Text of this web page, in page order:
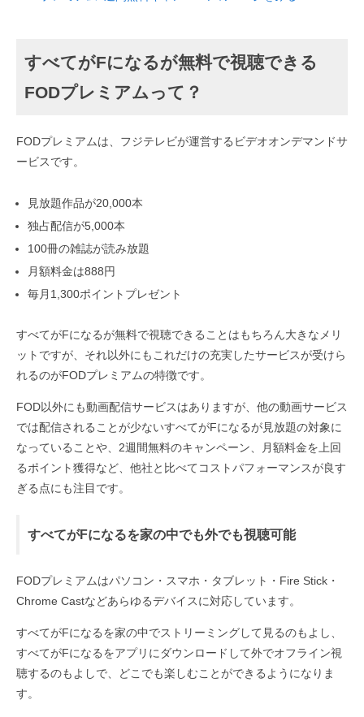
すべてがFになるが無料で視聴できる
FODプレミアムって？
FODプレミアムは、フジテレビが運営するビデオオンデマンドサ
ービスです。
見放題作品が20,000本
独占配信が5,000本
100冊の雑誌が読み放題
月額料金は888円
毎月1,300ポイントプレゼント
すべてがFになるが無料で視聴できることはもちろん大きなメリ
ットですが、それ以外にもこれだけの充実したサービスが受けら
れるのがFODプレミアムの特徴です。
FOD以外にも動画配信サービスはありますが、他の動画サービス
では配信されることが少ないすべてがFになるが見放題の対象に
なっていることや、2週間無料のキャンペーン、月額料金を上回
るポイント獲得など、他社と比べてコストパフォーマンスが良す
ぎる点にも注目です。
すべてがFになるを家の中でも外でも視聴可能
FODプレミアムはパソコン・スマホ・タブレット・Fire Stick・
Chrome Castなどあらゆるデバイスに対応しています。
すべてがFになるを家の中でストリーミングして見るのもよし、
すべてがFになるをアプリにダウンロードして外でオフライン視
聴するのもよしで、どこでも楽しむことができるようになりま
す。